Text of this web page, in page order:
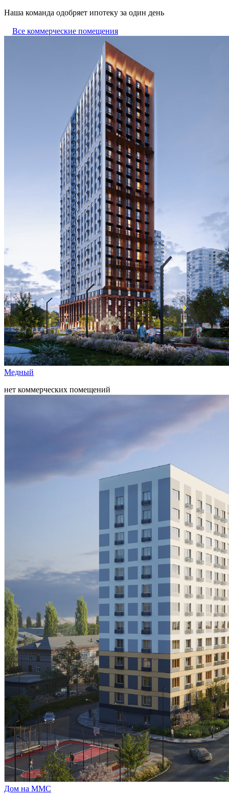
Наша команда одобряет ипотеку за один день
Все коммерческие помещения
Медный
нет коммерческих помещений
Дом на ММС